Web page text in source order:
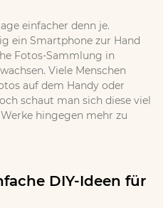
einfacher denn je.
ein Smartphone zur Hand
Fotos-Sammlung in
Viele Menschen
auf dem Handy oder
schaut man sich diese viel
hingegen mehr zu
DIY-Ideen für